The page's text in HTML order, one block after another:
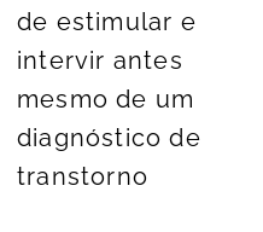
de estimular e
intervir antes
mesmo de um
diagnóstico de
transtorno